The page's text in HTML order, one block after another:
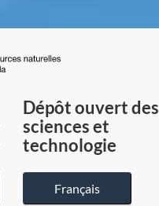
du
Canada
Dépôt ouvert des
sciences et
technologie
Français